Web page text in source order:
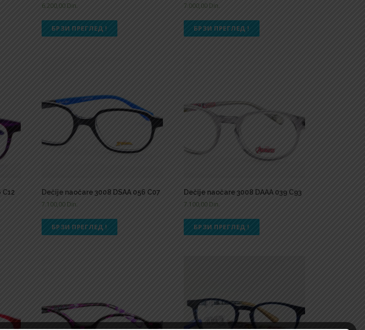
6.200,00 Din.
БРЗИ ПРЕГЛЕД !
7.000,00 Din.
БРЗИ ПРЕГЛЕД !
Dečije naočare 3008 DSAA 056 C07
7.100,00 Din.
БРЗИ ПРЕГЛЕД !
Dečije naočare 3008 DAAA 039 C93
7.100,00 Din.
БРЗИ ПРЕГЛЕД !